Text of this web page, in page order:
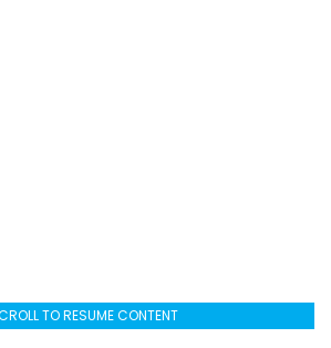
TO RESUME CONTENT